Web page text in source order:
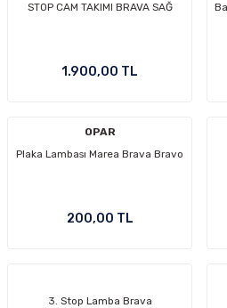
STOP CAM TAKIMI BRAVA SAĞ
1.900,00 TL
OPAR
Plaka Lambası Marea Brava Bravo
200,00 TL
3. Stop Lamba Brava